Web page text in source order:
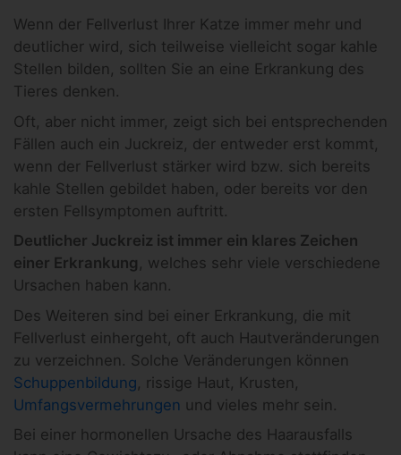
Wenn der Fellverlust Ihrer Katze immer mehr und
deutlicher wird, sich teilweise vielleicht sogar kahle
Stellen bilden, sollten Sie an eine Erkrankung des
Tieres denken.
Oft, aber nicht immer, zeigt sich bei entsprechenden
Fällen auch ein Juckreiz, der entweder erst kommt,
wenn der Fellverlust stärker wird bzw. sich bereits
kahle Stellen gebildet haben, oder bereits vor den
ersten Fellsymptomen auftritt.
Deutlicher Juckreiz ist immer ein klares Zeichen
einer Erkrankung , welches sehr viele verschiedene
Ursachen haben kann.
Des Weiteren sind bei einer Erkrankung, die mit
Fellverlust einhergeht, oft auch Hautveränderungen
zu verzeichnen. Solche Veränderungen können
Schuppenbildung , rissige Haut, Krusten,
Umfangsvermehrungen und vieles mehr sein.
Bei einer hormonellen Ursache des Haarausfalls